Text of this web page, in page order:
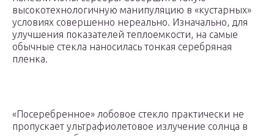
высокотехнологичную манипуляцию в «кустарных»
условиях совершенно нереально. Изначально, для
улучшения показателей теплоемкости, на самые
обычные стекла наносилась тонкая серебряная
пленка.
«Посеребренное» лобовое стекло практически не
пропускает ультрафиолетовое излучение солнца в